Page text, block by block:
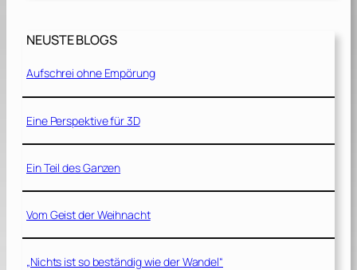
NEUSTE BLOGS
Aufschrei ohne Empörung
Eine Perspektive für 3D
Ein Teil des Ganzen
Vom Geist der Weihnacht
„Nichts ist so beständig wie der Wandel“